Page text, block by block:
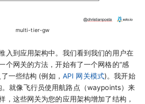
multi-tier-gw
入到应用架构中。我们看到我们的用户在
个网关的方法，开始有了一个网格的“感
一些结构 (例如， API 网关模式)。我开始
。就像飞行员使用航路点（waypoints）来
，这些网关为您的应用架构增加了结构，